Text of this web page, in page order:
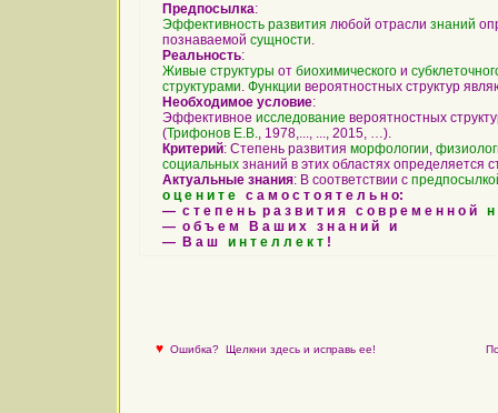
Предпосылка:
Эффективность развития любой отрасли знаний
познаваемой сущности.
Реальность:
Живые структуры от биохимического и
структурами. Функции вероятностных структур
Необходимое условие:
Эффективное исследование вероятностных
(Трифонов Е.В., 1978,..., ..., 2015, …).
Критерий: Степень развития морфологии,
социальных знаний в этих областях определяется
Актуальные знания: В соответствии с
о ц е н и т е с а м о с т о я т е л ь н о:
— с т е п е н ь р а з в и т и я с о в р е м е н н о й н
— о б ъ е м В а ш и х з н а н и й и
— В а ш и н т е л л е к т !
♥ Ошибка? Щелкни здесь и исправь ее!